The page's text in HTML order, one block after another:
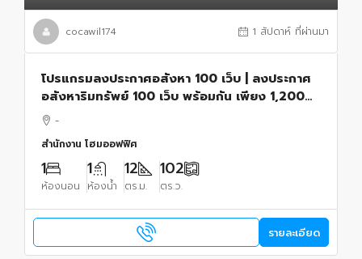
cocawil174 1 สัปดาห์ ที่ผ่านมา
โปรแกรมลงประกาศอสังหา 100 เว็บ | ลงประกาศ
อสังหาริมทรัพย์ 100 เว็บ พร้อมกัน เพียง 1,200
บาท/เดือน
-
สำนักงาน โฮมออฟฟิศ
1
ห้องนอน
1
ห้องน้ำ
12
ตร.ม.
102
ตร.ว.
รายละเอียด